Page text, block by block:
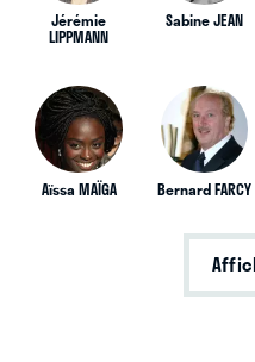
Jérémie
LIPPMANN
Sabine JEAN
Aïssa MAÏGA Bernard FARCY